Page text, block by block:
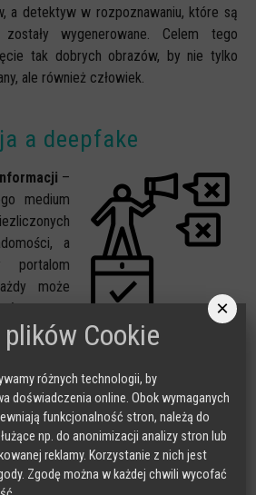
a detektyw w rozpoznawaniu, które są
wygenerowane. Celem tego
tak dobrych obrazów, by nie tylko
ale również człowiek.
a deepfake
–
medium
a
portalom
może
oraz
Rodzi to jednak ryzyko natrafienia na
udostępniane z powodu braku wiedzy
wprowadzające odbiorców w błąd.
selekcji informacji jest kluczowa w
wiedzy z infosfery.Niestety
wpłynęło na poziom trudności
treści. Postęp technologii może
×
Cookie
różnych technologii, by
doświadczenia online. Obok wymaganych
funkcjonalność stron, należą do
np. do anonimizacji analizy stron lub
reklamy. Korzystanie z nich jest
Zgodę można w każdej chwili wycofać